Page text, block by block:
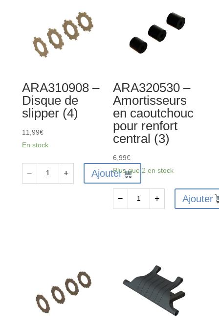
ARA310908 –
Disque de
slipper (4)
11,99€
En stock
− + Ajouter
ARA320530 –
Amortisseurs
en caoutchouc
pour renfort
central (3)
6,99€
Plus que 2 en stock
caoutchouc
− + Ajouter